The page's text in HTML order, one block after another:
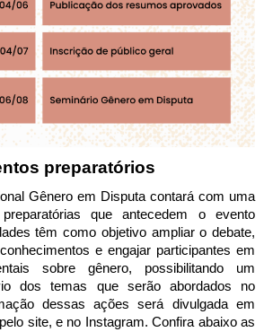
preparatórios
Gênero em Disputa contará com uma
que antecedem o evento
têm como objetivo ampliar o debate,
e engajar participantes em
sobre gênero, possibilitando um
dos temas que serão abordados no
dessas ações será divulgada em
site, e no Instagram. Confira abaixo as